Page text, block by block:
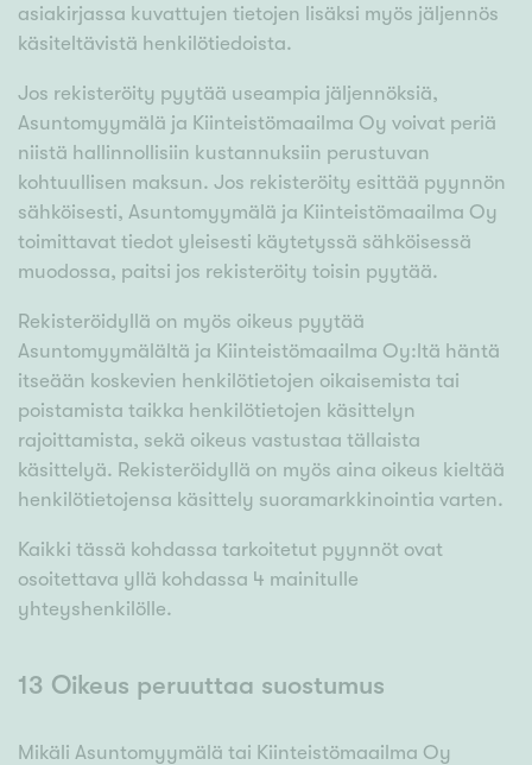
asiakirjassa kuvattujen tietojen lisäksi myös jäljennös
käsiteltävistä henkilötiedoista.
Jos rekisteröity pyytää useampia jäljennöksiä,
Asuntomyymälä ja Kiinteistömaailma Oy voivat periä
niistä hallinnollisiin kustannuksiin perustuvan
kohtuullisen maksun. Jos rekisteröity esittää pyynnön
sähköisesti, Asuntomyymälä ja Kiinteistömaailma Oy
toimittavat tiedot yleisesti käytetyssä sähköisessä
muodossa, paitsi jos rekisteröity toisin pyytää.
Rekisteröidyllä on myös oikeus pyytää
Asuntomyymälältä ja Kiinteistömaailma Oy:ltä häntä
itseään koskevien henkilötietojen oikaisemista tai
poistamista taikka henkilötietojen käsittelyn
rajoittamista, sekä oikeus vastustaa tällaista
käsittelyä. Rekisteröidyllä on myös aina oikeus kieltää
henkilötietojensa käsittely suoramarkkinointia varten.
Kaikki tässä kohdassa tarkoitetut pyynnöt ovat
osoitettava yllä kohdassa 4 mainitulle
yhteyshenkilölle.
13 Oikeus peruuttaa suostumus
Mikäli Asuntomyymälä tai Kiinteistömaailma Oy